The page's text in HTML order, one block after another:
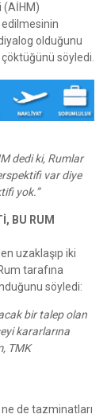
(AİHM)
olduğunu
söyledi.
dedi ki, Rumlar
var diye
yok.”
BU RUM
uzaklaşıp iki
tarafına
söyledi:
bir talep olan
kararlarına
TMK
ne de tazminatları